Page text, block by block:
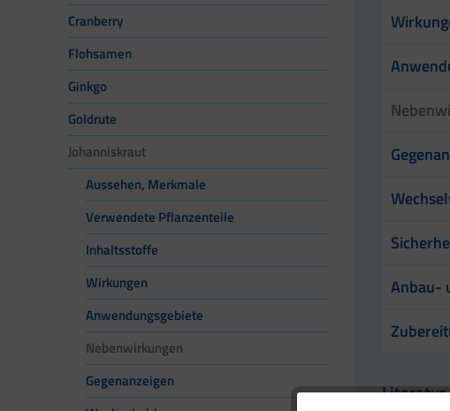
Cranberry
Flohsamen
Ginkgo
Goldrute
Johanniskraut
Aussehen, Merkmale
Verwendete Pflanzenteile
Inhaltsstoffe
Wirkungen
Anwendungsgebiete
Nebenwirkungen
Gegenanzeigen
Anbau-
Literatur